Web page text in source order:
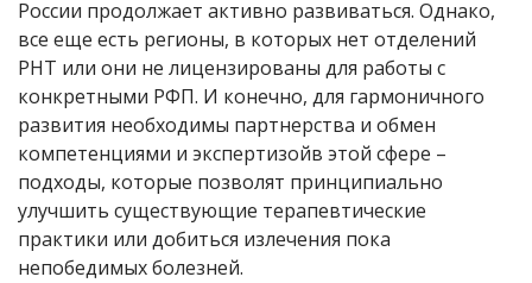
России продолжает активно развиваться. Однако,
все еще есть регионы, в которых нет отделений
РНТ или они не лицензированы для работы с
конкретными РФП. И конечно, для гармоничного
развития необходимы партнерства и обмен
компетенциями и экспертизойв этой сфере –
подходы, которые позволят принципиально
улучшить существующие терапевтические
практики или добиться излечения пока
непобедимых болезней.